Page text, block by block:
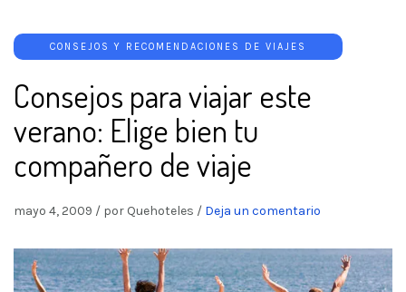
CONSEJOS Y RECOMENDACIONES DE VIAJES
Consejos para viajar este
verano: Elige bien tu
compañero de viaje
mayo 4, 2009 / por Quehoteles / Deja un comentario